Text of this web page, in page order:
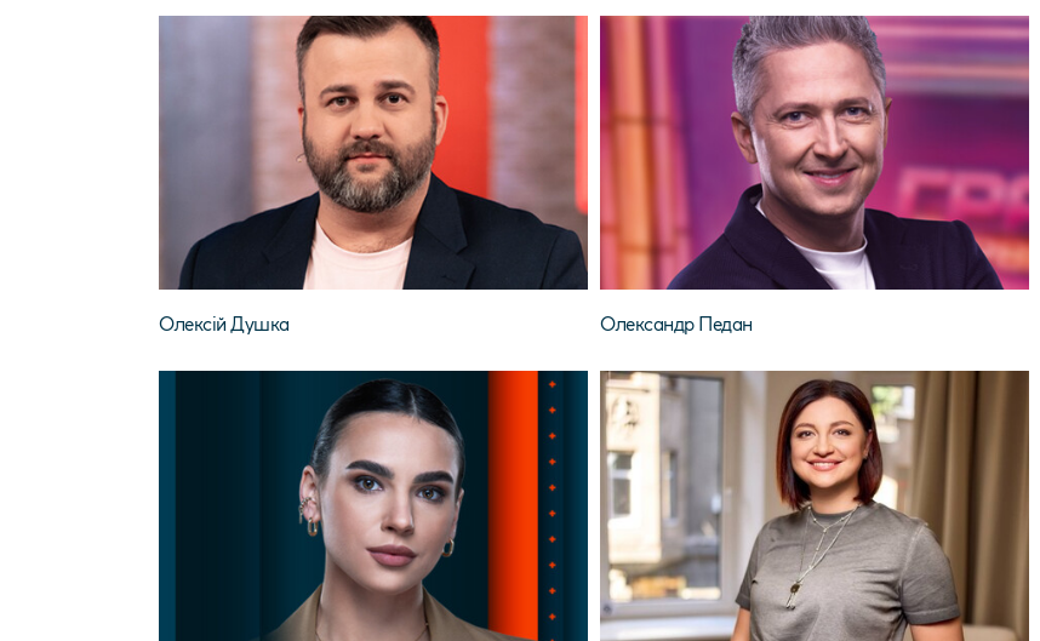
Олексій Душка Олександр Педан